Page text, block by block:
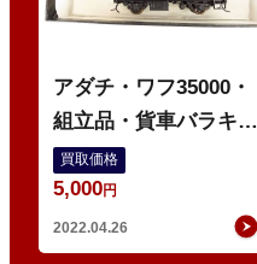
アダチ・ワフ35000・
組立品・貨車バラキッ
ト・鉄道模型
買取価格
5,000円
2022.04.26